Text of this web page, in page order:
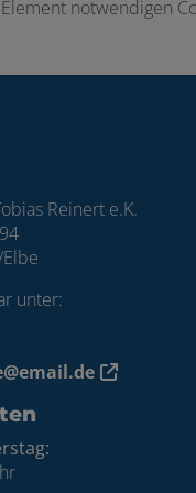
notwendigen
Reinert e.K.
unter: